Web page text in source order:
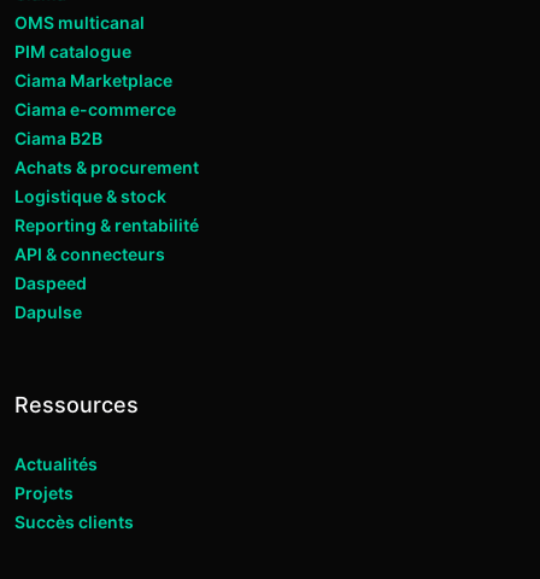
OMS multicanal
PIM catalogue
Ciama Marketplace
Ciama e-commerce
Ciama B2B
Achats & procurement
Logistique & stock
Reporting & rentabilité
API & connecteurs
Daspeed
Dapulse
Ressources
Actualités
Projets
Succès clients